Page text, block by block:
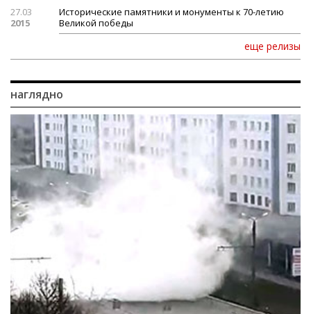
27.03
2015
Исторические памятники и монументы к 70-летию
Великой победы
еще релизы
наглядно